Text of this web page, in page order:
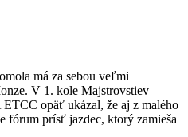
má za sebou veľmi
V 1. kole Majstrovstiev
opäť ukázal, že aj z malého
fórum prísť jazdec, ktorý zamieša